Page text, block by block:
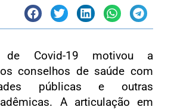
de Covid-19 motivou a
conselhos de saúde com
públicas e outras
A articulação em